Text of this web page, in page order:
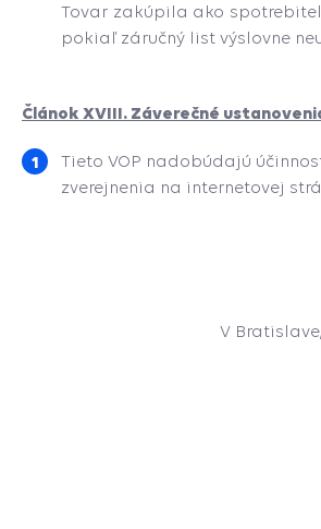
Tovar zakúpila ako
pokiaľ záručný list výslovne
Článok XVIII. Záverečné
Tieto VOP nadobúdajú
zverejnenia na internetovej
V